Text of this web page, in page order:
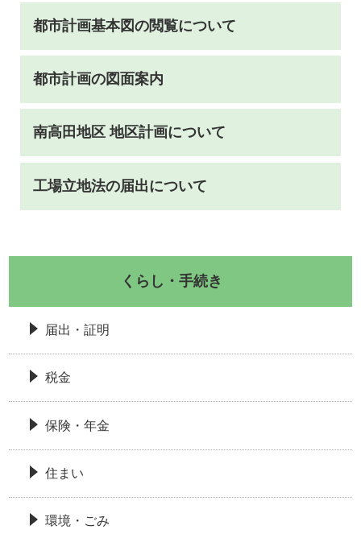
都市計画基本図の閲覧について
都市計画の図面案内
南高田地区 地区計画について
工場立地法の届出について
くらし・手続き
届出・証明
税金
保険・年金
住まい
環境・ごみ